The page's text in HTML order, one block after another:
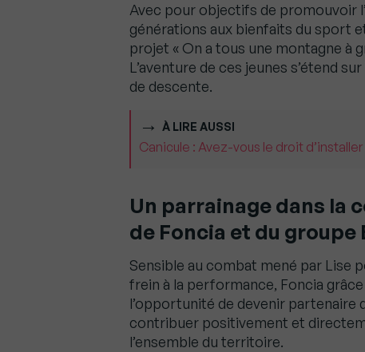
Avec pour objectifs de promouvoir
générations aux bienfaits du sport
projet « On a tous une montagne à
L’aventure de ces jeunes s’étend
de descente.
À LIRE AUSSI
Canicule : Avez-vous le droit
Un parrainage dans la
de Foncia et du groupe
Sensible au combat mené par Lise
frein à la performance, Foncia grâce
l’opportunité de devenir partenaire
contribuer positivement et
l’ensemble du territoire.